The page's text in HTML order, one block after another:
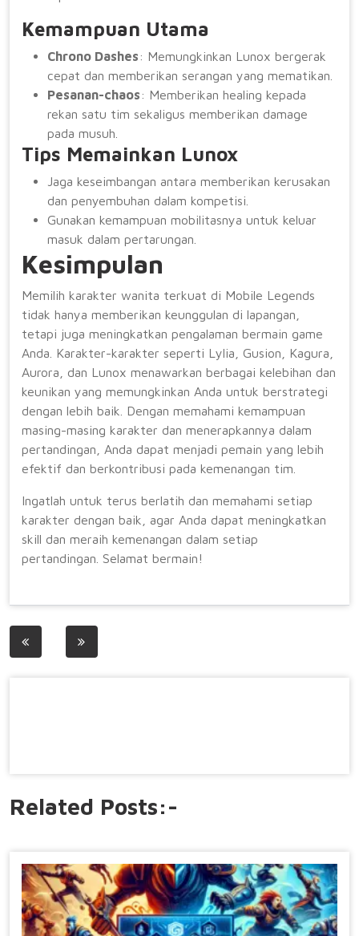
Kemampuan Utama
Chrono Dashes: Memungkinkan Lunox bergerak
cepat dan memberikan serangan yang mematikan.
Pesanan-chaos: Memberikan healing kepada
rekan satu tim sekaligus memberikan damage
pada musuh.
Tips Memainkan Lunox
Jaga keseimbangan antara memberikan kerusakan
dan penyembuhan dalam kompetisi.
Gunakan kemampuan mobilitasnya untuk keluar
masuk dalam pertarungan.
Kesimpulan
Memilih karakter wanita terkuat di Mobile Legends
tidak hanya memberikan keunggulan di lapangan,
tetapi juga meningkatkan pengalaman bermain game
Anda. Karakter-karakter seperti Lylia, Gusion, Kagura,
Aurora, dan Lunox menawarkan berbagai kelebihan dan
keunikan yang memungkinkan Anda untuk berstrategi
dengan lebih baik. Dengan memahami kemampuan
masing-masing karakter dan menerapkannya dalam
pertandingan, Anda dapat menjadi pemain yang lebih
efektif dan berkontribusi pada kemenangan tim.
Ingatlah untuk terus berlatih dan memahami setiap
karakter dengan baik, agar Anda dapat meningkatkan
skill dan meraih kemenangan dalam setiap
pertandingan. Selamat bermain!
Post
Related Posts:-